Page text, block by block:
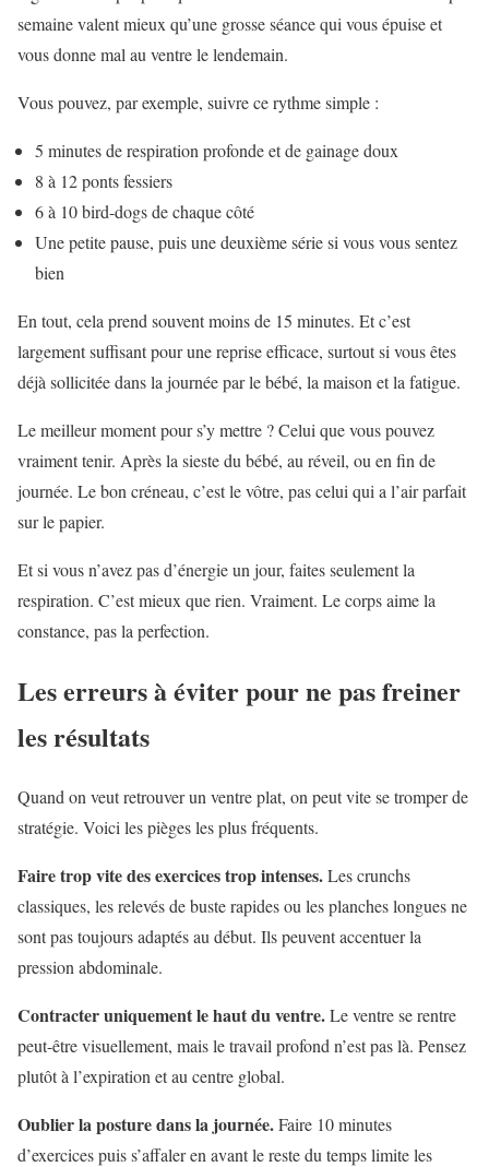
semaine valent mieux qu’une grosse séance qui vous épuise et
vous donne mal au ventre le lendemain.
Vous pouvez, par exemple, suivre ce rythme simple :
5 minutes de respiration profonde et de gainage doux
8 à 12 ponts fessiers
6 à 10 bird-dogs de chaque côté
Une petite pause, puis une deuxième série si vous vous sentez
bien
En tout, cela prend souvent moins de 15 minutes. Et c’est
largement suffisant pour une reprise efficace, surtout si vous êtes
déjà sollicitée dans la journée par le bébé, la maison et la fatigue.
Le meilleur moment pour s’y mettre ? Celui que vous pouvez
vraiment tenir. Après la sieste du bébé, au réveil, ou en fin de
journée. Le bon créneau, c’est le vôtre, pas celui qui a l’air parfait
sur le papier.
Et si vous n’avez pas d’énergie un jour, faites seulement la
respiration. C’est mieux que rien. Vraiment. Le corps aime la
constance, pas la perfection.
Les erreurs à éviter pour ne pas freiner
les résultats
Quand on veut retrouver un ventre plat, on peut vite se tromper de
stratégie. Voici les pièges les plus fréquents.
Faire trop vite des exercices trop intenses.Les crunchs
classiques, les relevés de buste rapides ou les planches longues ne
sont pas toujours adaptés au début. Ils peuvent accentuer la
pression abdominale.
Contracter uniquement le haut du ventre.Le ventre se rentre
peut-être visuellement, mais le travail profond n’est pas là. Pensez
plutôt à l’expiration et au centre global.
Oublier la posture dans la journée.Faire 10 minutes
d’exercices puis s’affaler en avant le reste du temps limite les